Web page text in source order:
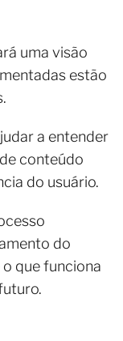
uma visão
estão
a entender
conteúdo
do usuário.
do
que funciona